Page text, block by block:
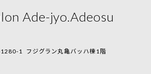
Ade-jyo.Adeosu
1280-1 フジグラン丸亀バッハ棟1階